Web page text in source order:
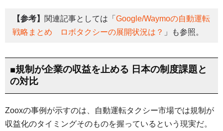
【参考】 関連記事としては「 Google/Waymoの自動運転
戦略まとめ ロボタクシーの展開状況は？ 」も参照。
■規制が企業の収益を止める 日本の制度課題と
の対比
Zooxの事例が示すのは、自動運転タクシー市場では規制が
収益化のタイミングそのものを握っているという現実だ。